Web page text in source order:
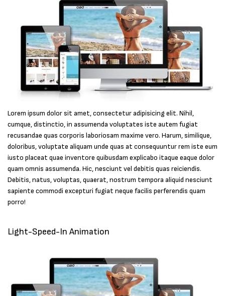
Lorem ipsum dolor sit amet, consectetur adipisicing elit. Nihil,
cumque, distinctio, in assumenda voluptates iste autem fugiat
recusandae quas corporis laboriosam maxime vero. Harum, similique,
doloribus, voluptate aliquam unde quas at consequuntur rem iste eum
iusto placeat quae inventore quibusdam explicabo itaque eaque dolor
quam omnis assumenda. Hic, nesciunt vel debitis quas reiciendis.
Debitis, natus, voluptas, quaerat, nostrum tempora aliquid nesciunt
sapiente commodi excepturi fugiat neque facilis perferendis quam
porro!
Light-Speed-In Animation